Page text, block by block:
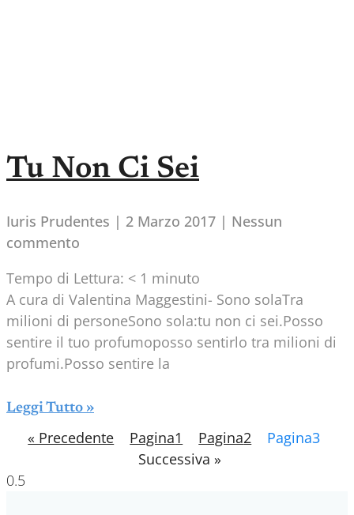
Tu Non Ci Sei
Iuris Prudentes 2 Marzo 2017
Nessun
commento
Tempo di Lettura: < 1 minuto
A cura di Valentina Maggestini- Sono solaTra
milioni di personeSono sola:tu non ci sei.Posso
sentire il tuo profumoposso sentirlo tra milioni di
profumi.Posso sentire la
Leggi Tutto »
« Precedente Pagina1 Pagina2 Pagina3
Successiva »